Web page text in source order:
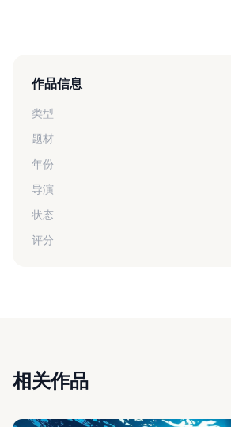
作品信息
类型
题材
年份
导演
状态
评分
相关作品